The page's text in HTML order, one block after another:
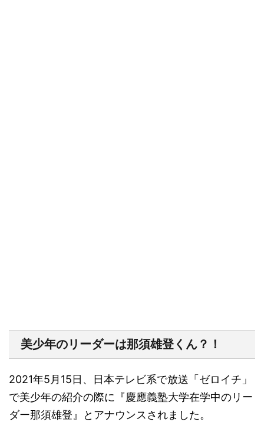
美少年のリーダーは那須雄登くん？！
2021年5月15日、日本テレビ系で放送「ゼロイチ」
で美少年の紹介の際に『慶應義塾大学在学中のリー
ダー那須雄登 』とアナウンスされました。